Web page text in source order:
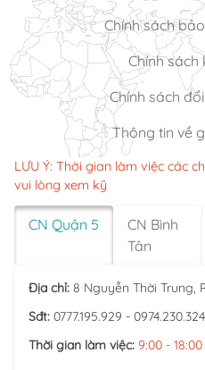
Chính sách
Chính sách
Chính sách
Thông tin về
LƯU Ý: Thời gian làm việc các
vui lòng xem kỹ
CN Quận 5
CN Bình
Tân
Địa chỉ: 8 Nguyễn Thời Trung,
Sđt: 0777.195.929 - 0974.230.324
Thời gian làm việc: 9:00 -